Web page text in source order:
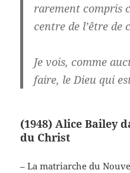
rarement compris
centre de l’être de
Je vois, comme
faire, le Dieu qui
(1948) Alice Bailey
du Christ
– La matriarche du